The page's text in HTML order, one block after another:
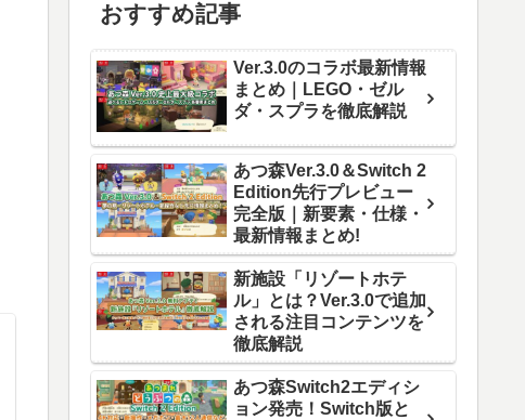
おすすめ記事
Ver.3.0のコラボ最新情報
まとめ｜LEGO・ゼル
ダ・スプラを徹底解説
あつ森Ver.3.0＆Switch 2
Edition先行プレビュー
完全版｜新要素・仕様・
最新情報まとめ!
新施設「リゾートホテ
ル」とは？Ver.3.0で追加
される注目コンテンツを
徹底解説
あつ森Switch2エディシ
ョン発売！Switch版と